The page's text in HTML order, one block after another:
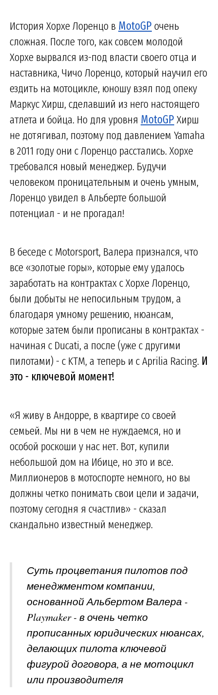
История Хорхе Лоренцо в MotoGP очень
сложная. После того, как совсем молодой
Хорхе вырвался из-под власти своего отца и
наставника, Чичо Лоренцо, который научил его
ездить на мотоцикле, юношу взял под опеку
Маркус Хирш, сделавший из него настоящего
атлета и бойца. Но для уровня MotoGP Хирш
не дотягивал, поэтому под давлением Yamaha
в 2011 году они с Лоренцо расстались. Хорхе
требовался новый менеджер. Будучи
человеком проницательным и очень умным,
Лоренцо увидел в Альберте большой
потенциал - и не прогадал!
В беседе с Motorsport, Валера признался, что
все «золотые горы», которые ему удалось
заработать на контрактах с Хорхе Лоренцо,
были добыты не непосильным трудом, а
благодаря умному решению, нюансам,
которые затем были прописаны в контрактах -
начиная с Ducati, а после (уже с другими
пилотами) - с KTM, а теперь и с Aprilia Racing. И
это - ключевой момент!
«Я живу в Андорре, в квартире со своей
семьей. Мы ни в чем не нуждаемся, но и
особой роскоши у нас нет. Вот, купили
небольшой дом на Ибице, но это и все.
Миллионеров в мотоспорте немного, но вы
должны четко понимать свои цели и задачи,
поэтому сегодня я счастлив» - сказал
скандально известный менеджер.
Суть процветания пилотов под
менеджментом компании,
основанной Альбертом Валера -
Playmaker - в очень четко
прописанных юридических нюансах,
делающих пилота ключевой
фигурой договора, а не мотоцикл
или производителя